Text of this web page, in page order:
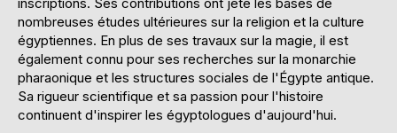
nombreuses études ultérieures sur la religion et la culture
égyptiennes. En plus de ses travaux sur la magie, il est
également connu pour ses recherches sur la monarchie
pharaonique et les structures sociales de l'Égypte antique.
Sa rigueur scientifique et sa passion pour l'histoire
continuent d'inspirer les égyptologues d'aujourd'hui.